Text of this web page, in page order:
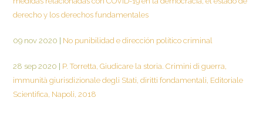
derecho y los derechos fundamentales
09 nov 2020 No punibilidad e dirección político criminal
28 sep 2020
P. Torretta, Giudicare la storia. Crimini di guerra,
immunità giurisdizionale degli Stati, diritti fondamentali, Editoriale
Scientifica, Napoli, 2018